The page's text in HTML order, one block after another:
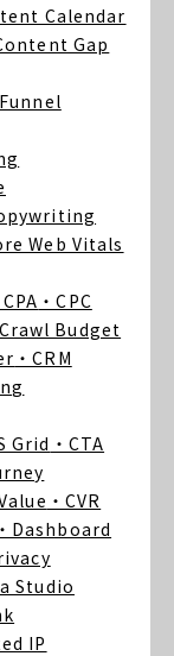
Calendar
Gap
Web Vitals
CPA ・CPC
Crawl Budget
・CRM
Grid ・CTA
・CVR
・Dashboard
Studio
IP